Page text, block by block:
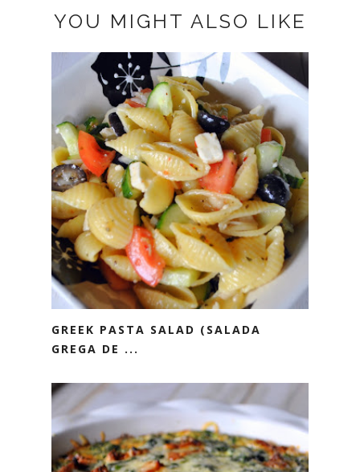
YOU MIGHT ALSO LIKE
GREEK PASTA SALAD (SALADA
GREGA DE ...